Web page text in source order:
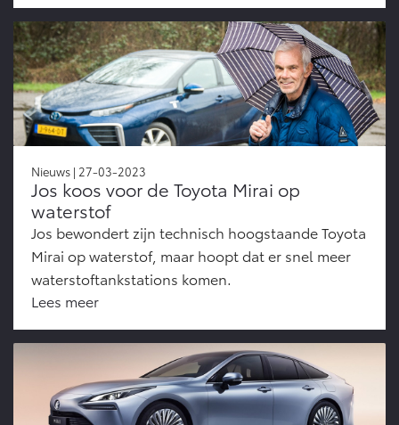
Nieuws | 27-03-2023
Jos koos voor de Toyota Mirai op
waterstof
Jos bewondert zijn technisch hoogstaande Toyota
Mirai op waterstof, maar hoopt dat er snel meer
waterstoftankstations komen.
Lees meer